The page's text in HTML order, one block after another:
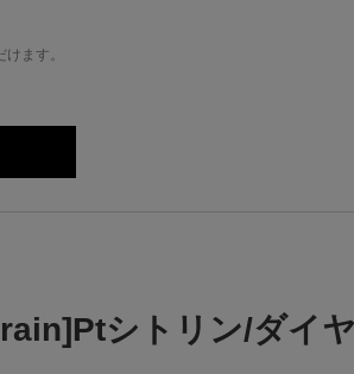
ます。
シトリン/ダイ